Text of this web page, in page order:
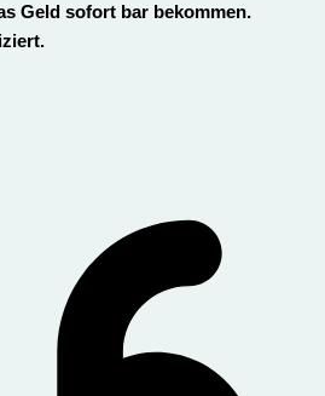
Geld sofort bar bekommen.